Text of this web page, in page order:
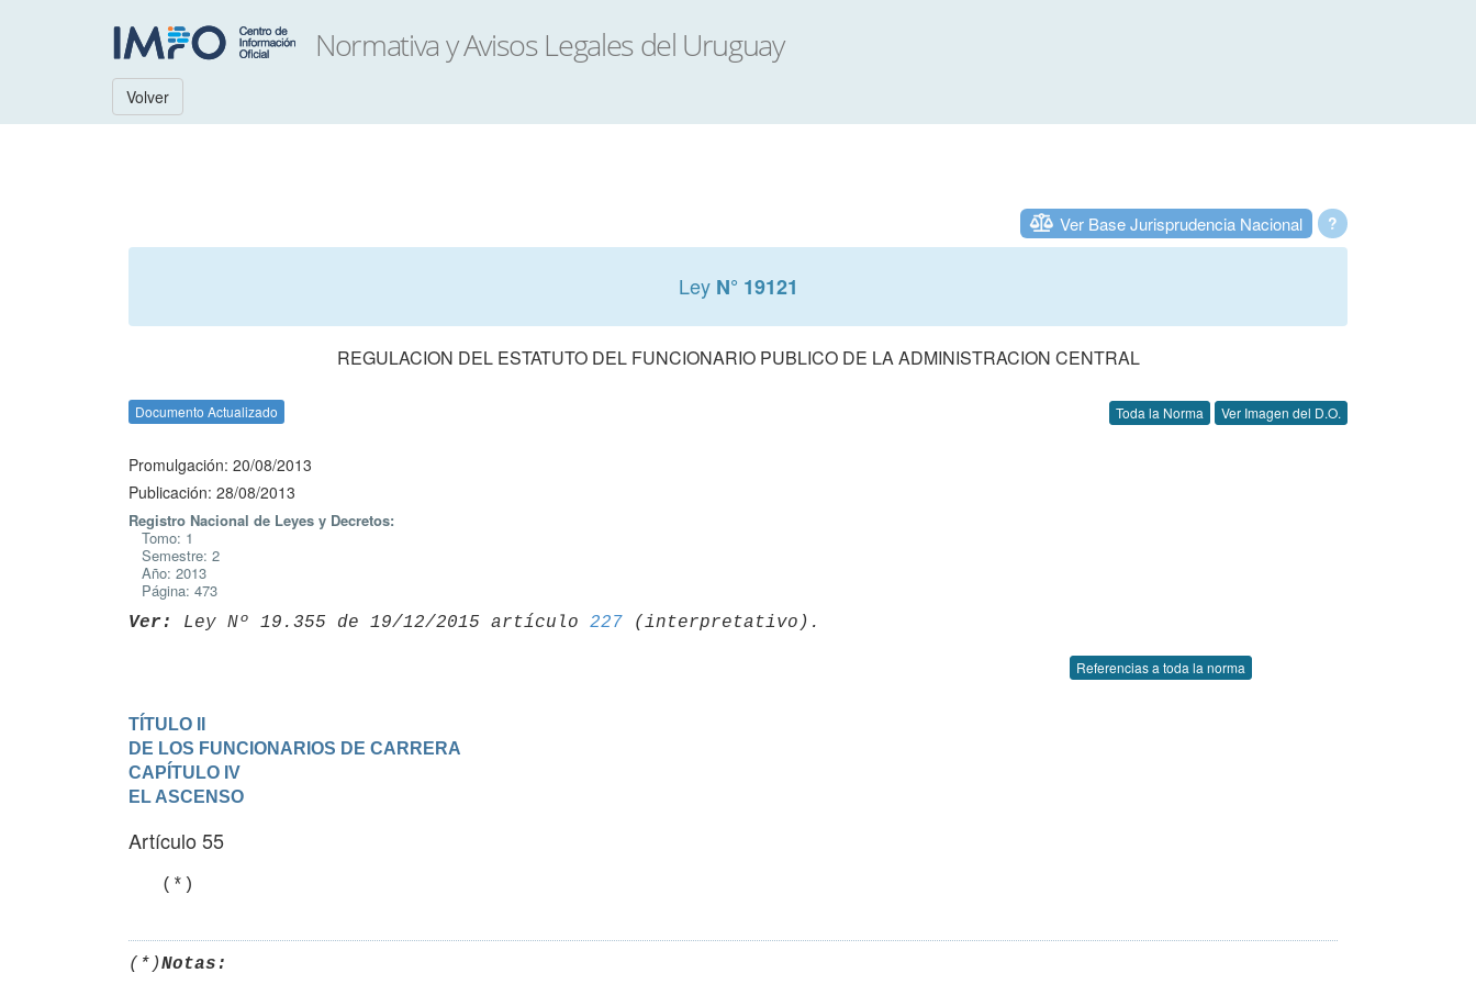
Volver
?
Ver Base Jurisprudencia Nacional
Ley N° 19121
REGULACION DEL ESTATUTO DEL FUNCIONARIO PUBLICO DE LA ADMINISTRACION CENTRAL
Documento Actualizado Toda la Norma Ver Imagen del D.O.
Promulgación: 20/08/2013
Publicación: 28/08/2013
Registro Nacional de Leyes y Decretos:
Tomo: 1
Semestre: 2
Año: 2013
Página: 473
Ver: Ley Nº 19.355 de 19/12/2015 artículo 227
Referencias a toda la norma
TÍTULO II
DE LOS FUNCIONARIOS DE CARRERA
CAPÍTULO IV
EL ASCENSO
Artículo 55
   (*)
(*)Notas: